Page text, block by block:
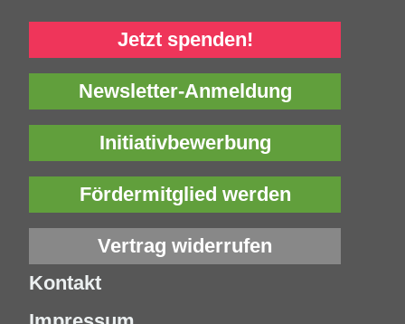
Jetzt spenden!
Newsletter-Anmeldung
Initiativbewerbung
Fördermitglied werden
Vertrag widerrufen
Kontakt